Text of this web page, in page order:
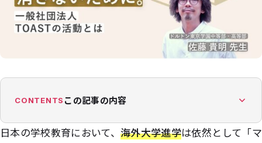
CONTENTS この記事の内容
日本の学校教育において、海外大学進学は依然として「マ